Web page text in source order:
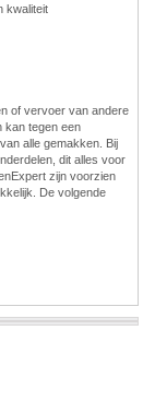
kwaliteit
of vervoer van andere
kan tegen een
alle gemakken. Bij
dit alles voor
zijn voorzien
De volgende